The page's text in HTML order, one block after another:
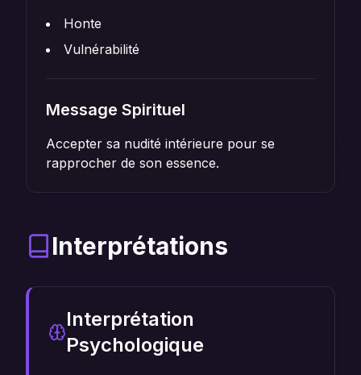
Honte
Vulnérabilité
Message Spirituel
Accepter sa nudité intérieure pour se
rapprocher de son essence.
Interprétations
Interprétation
Psychologique